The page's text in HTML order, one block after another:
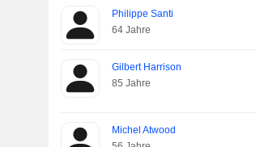
Philippe Santi
64 Jahre
Gilbert Harrison
85 Jahre
Michel Atwood